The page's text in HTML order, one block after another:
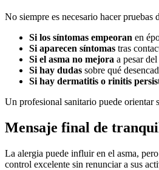
No siempre es necesario hacer pruebas
Si los síntomas empeoran en
Si aparecen síntomas tras
Si el asma no mejora a pesar
Si hay dudas sobre qué
Si hay dermatitis o rinitis
Un profesional sanitario puede orientar
Mensaje final de
La alergia puede influir en el asma,
control excelente sin renunciar a sus